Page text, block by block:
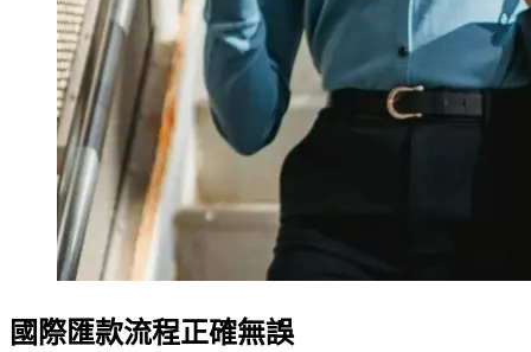
國際匯款流程正確無誤